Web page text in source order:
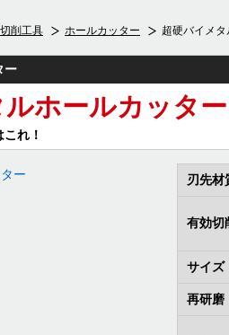
削工具 ホールカッター 超硬バイメ
ー
ホールカッター
れ！
刃先材
有効切
サイズ
再研磨